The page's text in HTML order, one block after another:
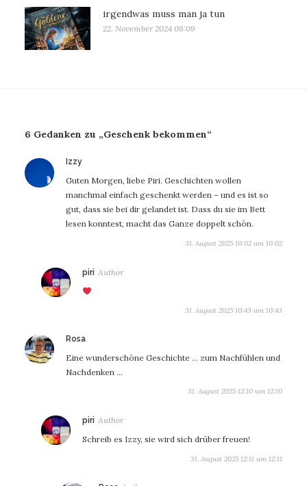
irgendwas muss man ja tun
22. November 2024 08:09
6 Gedanken zu „Geschenk bekommen“
Izzysagt:
Guten Morgen, liebe Piri. Geschichten wollen
manchmal einfach geschenkt werden – und es ist so
gut, dass sie bei dir gelandet ist. Dass du sie im Bett
lesen konntest, macht das Ganze doppelt schön.
31. August 2025 10:02 um 10:02
piri sagt:
31. August 2025 10:43 um 10:43
Rosa
Eine wunderschöne Geschichte … zum Nachfühlen und
Nachdenken …
31. August 2025 12:10 um 12:10
piri sagt:
Schreib es Izzy, sie wird sich drüber freuen!
31. August 2025 12:11 um 12:11